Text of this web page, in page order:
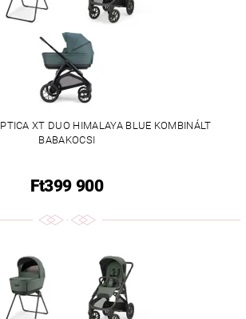
XT DUO HIMALAYA BLUE KOMBINÁLT
BABAKOCSI
Ft399 900